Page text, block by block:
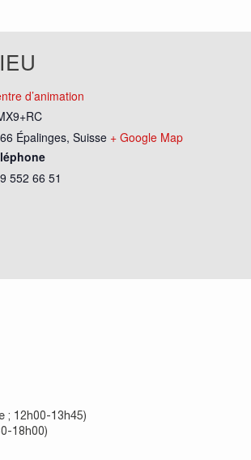
d’animation
Épalinges, Suisse + Google Map
552 66 51
; 12h00-13h45)
18h00)